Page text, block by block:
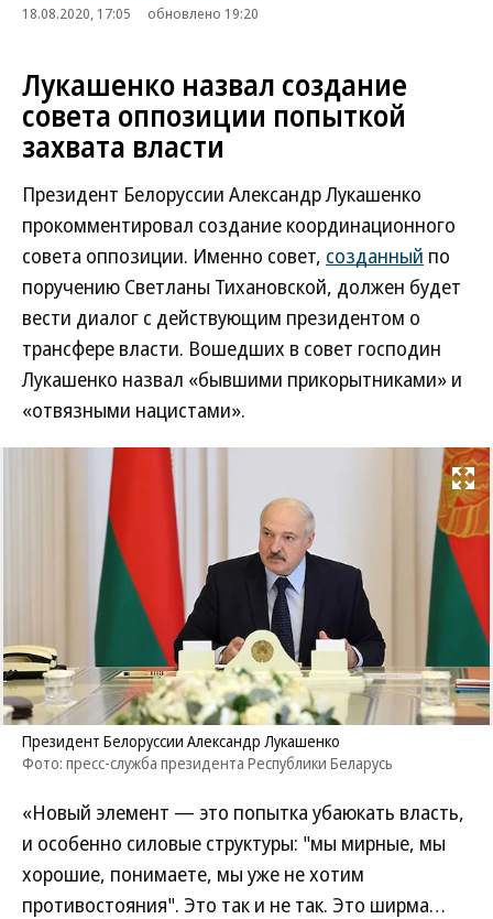
18.08.2020, 17:05
обновлено 19:20
Лукашенко назвал создание
совета оппозиции попыткой
захвата власти
Президент Белоруссии Александр Лукашенко
прокомментировал создание координационного
совета оппозиции. Именно совет, созданный по
поручению Светланы Тихановской, должен будет
вести диалог с действующим президентом о
трансфере власти. Вошедших в совет господин
Лукашенко назвал «бывшими прикорытниками» и
«отвязными нацистами».
Развернуть
Президент Белоруссии Александр Лукашенко
Фото: пресс-служба президента Республики Беларусь
«Новый элемент — это попытка убаюкать власть,
и особенно силовые структуры: "мы мирные, мы
хорошие, понимаете, мы уже не хотим
противостояния". Это так и не так. Это ширма…